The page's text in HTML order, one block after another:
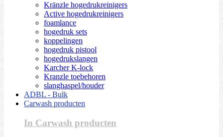
Kränzle hogedrukreinigers
Active hogedrukreinigers
foamlance
hogedruk sets
koppelingen
hogedruk pistool
hogedrukslangen
Karcher K-lock
Kranzle toebehoren
slanghaspel/houder
ADBL - Bulk
Carwash producten
In Carwash producten